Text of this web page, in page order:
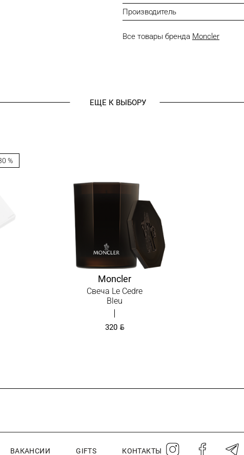
Производитель
Все товары бренда Moncler
ЕЩЕ К ВЫБОРУ
%
Moncler
Свеча Le Cedre
Bleu
320 BYN
ВАКАНСИИ GIFTS КОНТАКТЫ